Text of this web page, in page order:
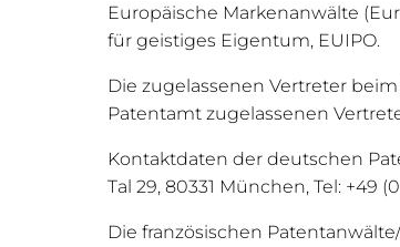
Europäische Markenanwälte
für geistiges Eigentum, EUIPO.
Die zugelassenen Vertreter
Patentamt zugelassenen
Kontaktdaten der deutschen
Tal 29, 80331 München, Tel: +49
Die französischen